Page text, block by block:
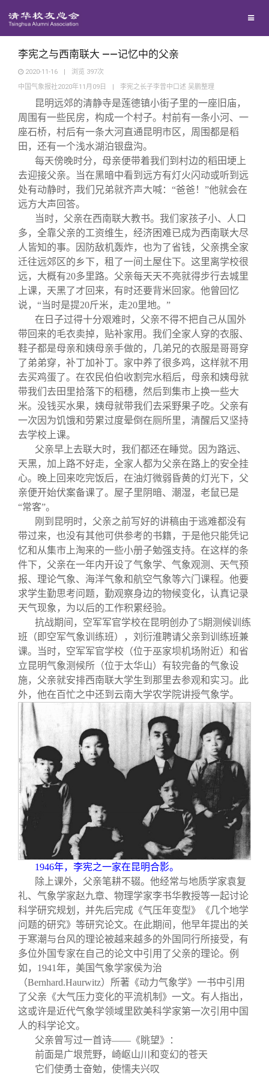
西南联大校友会
回馈母校
捐赠项目
捐赠新闻
捐赠方法
义工计划
媒体平台
《清华校友通讯》
我要订阅
新媒体平台
百年清华
清华故事
青春风采
校友文苑
校友讲坛
校友视界
终身学习
信息化服务
三创大赛
实用信息
校友总会
总会简介
会长致辞
总会章程
理事会名单
制度法规
联系我们
关闭
李宪之与西南联大 ——记忆中的父亲
2020-11-16 | 浏览 397次
中国气象报社2020年11月09日
| 李宪之长子李曾中口述 吴鹏整理
昆明远郊的清静寺是莲德镇小街子里的一座旧庙，
周围有一些民房，构成一个村子。村前有一条小河、一
座石桥，村后有一条大河直通昆明市区，周围都是稻
田，还有一个浅水湖泊银盘沟。
每天傍晚时分，母亲便带着我们到村边的稻田埂上
去迎接父亲。当在黑暗中看到远方有灯火闪动或听到远
处有动静时，我们兄弟就齐声大喊：“爸爸！”他就会在
远方大声回答。
当时，父亲在西南联大教书。我们家孩子小、人口
多，全靠父亲的工资维生，经济困难已成为西南联大尽
人皆知的事。因防敌机轰炸，也为了省钱，父亲携全家
迁往远郊区的乡下，租了一间土屋住下。这里离学校很
远，大概有20多里路。父亲每天天不亮就得步行去城里
上课，天黑了才回来，有时还要背米回家。他曾回忆
说，“当时是提20斤米，走20里地。”
在日子过得十分艰难时，父亲不得不把自己从国外
带回来的毛衣卖掉，贴补家用。我们全家人穿的衣服、
鞋子都是母亲和姨母亲手做的，几弟兄的衣服是哥哥穿
了弟弟穿，补丁加补丁。家中养了很多鸡，这样就不用
去买鸡蛋了。在农民伯伯收割完水稻后，母亲和姨母就
带我们去田里拾落下的稻穗，然后到集市上换一些大
米。没钱买水果，姨母就带我们去采野果子吃。父亲有
一次因为饥饿和劳累过度晕倒在厕所里，清醒后又坚持
去学校上课。
父亲早上去联大时，我们都还在睡觉。因为路远、
天黑，加上路不好走，全家人都为父亲在路上的安全挂
心。晚上回来吃完饭后，在油灯微弱昏黄的灯光下，父
亲便开始伏案备课了。屋子里阴暗、潮湿，老鼠已是
“常客”。
刚到昆明时，父亲之前写好的讲稿由于逃难都没有
带过来，也没有其他可供参考的书籍，于是他只能凭记
忆和从集市上淘来的一些小册子勉强支持。在这样的条
件下，父亲在一年内开设了气象学、气象观测、天气预
报、理论气象、海洋气象和航空气象等六门课程。他要
求学生勤思考问题，勤观察身边的物候变化，认真记录
天气现象，为以后的工作积累经验。
抗战期间，空军军官学校在昆明创办了5期测候训练
班（即空军气象训练班），刘衍淮聘请父亲到训练班兼
课。当时，空军军官学校（位于巫家坝机场附近）和省
立昆明气象测候所（位于太华山）有较完备的气象设
施，父亲就安排西南联大学生到那里去参观和实习。此
外，他在百忙之中还到云南大学农学院讲授气象学。
1946年，李宪之一家在昆明合影。
除上课外，父亲笔耕不辍。他经常与地质学家袁复
礼、气象学家赵九章、物理学家李书华教授等一起讨论
科学研究规划，并先后完成《气压年变型》《几个地学
问题的研究》等研究论文。在此期间，他早年提出的关
于寒潮与台风的理论被越来越多的外国同行所接受，有
多位外国专家在自己的论文中引用了父亲的理论。例
如，1941年，美国气象学家侯为治
（Bernhard.Haurwitz）所著《动力气象学》一书中引用
了父亲《大气压力变化的平流机制》一文。有人指出，
这或许是近代气象学领域里欧美科学家第一次引用中国
人的科学论文。
父亲曾写过一首诗——《眺望》：
前面是广垠荒野，崎岖山川和变幻的苍天
它们使勇士奋勉，使懦夫兴叹